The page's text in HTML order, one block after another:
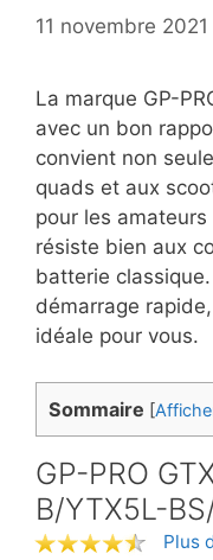
11 novembre 2021
La marque GP-
avec un bon
convient non
quads et aux
pour les
résiste bien aux
batterie
démarrage
idéale pour vous.
Sommaire [
GP-PRO
B/YTX5L-
Plus